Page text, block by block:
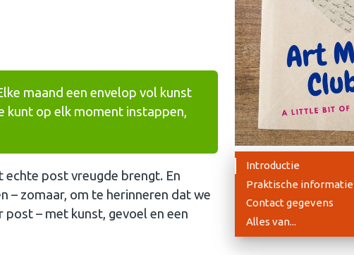
maand een envelop vol kunst
kunt op elk moment instappen,
echte post vreugde brengt. En
– zomaar, om te herinneren dat we
– met kunst, gevoel en een
Introductie
Praktische informatie
Contact gegevens
Alles van...